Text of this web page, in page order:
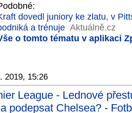
dovedl juniory ke zlatu, v
a trénuje Aktuálně.cz
o tomto tématu v aplikaci
2019, 15:26
League - Lednové
podepsat Chelsea? -